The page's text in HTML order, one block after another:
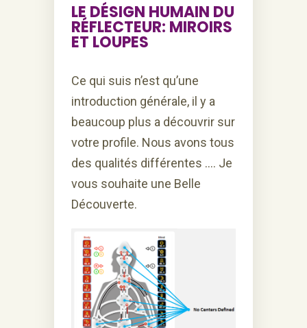
LE DÉSIGN HUMAIN DU
RÉFLECTEUR: MIROIRS
ET LOUPES
Ce qui suis n’est qu’une
introduction générale, il y a
beaucoup plus a découvrir sur
votre profile. Nous avons tous
des qualités différentes …. Je
vous souhaite une Belle
Découverte.